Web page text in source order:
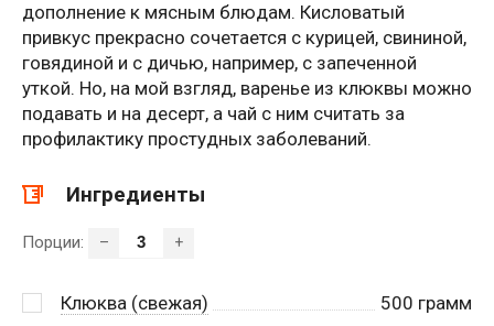
дополнение к мясным блюдам. Кисловатый
привкус прекрасно сочетается с курицей, свининой,
говядиной и с дичью, например, с запеченной
уткой. Но, на мой взгляд, варенье из клюквы можно
подавать и на десерт, а чай с ним считать за
профилактику простудных заболеваний.
Ингредиенты
Порции: – +
Клюква (свежая) 500 грамм